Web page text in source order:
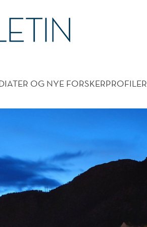
OG NYE FORSKERPROFILER